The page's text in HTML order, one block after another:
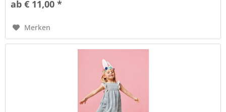
ab € 11,00 *
Merken